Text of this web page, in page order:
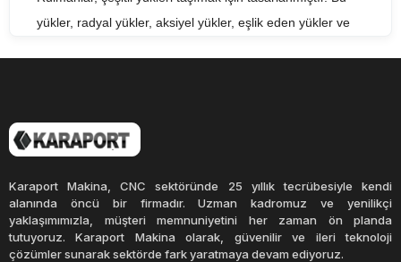
yükler, radyal yükler, aksiyel yükler, eşlik eden yükler ve
ise radyal ve aksiyel yüklerin birleşimidir ve momentler ise
dönen parçanın eksenindeki dönmeye bağlı yüklerdir.
Rulmanların türleri, farklı yükler için tasarlanmış farklı
yapılarla birlikte gelir. Örneğin, bilyeli rulmanlar, rulman
bilyeleri aracılığıyla yükleri taşırken, makaralı rulmanlar,
Karaport Makina, CNC sektöründe 25 yıllık tecrübesiyle kendi
alanında öncü bir firmadır. Uzman kadromuz ve yenilikçi
yaklaşımımızla, müşteri memnuniyetini her zaman ön planda
tutuyoruz. Karaport Makina olarak, güvenilir ve ileri teknoloji
çözümler sunarak sektörde fark yaratmaya devam ediyoruz.